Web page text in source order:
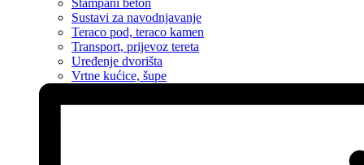
Štampani beton
Sustavi za navodnjavanje
Teraco pod, teraco kamen
Transport, prijevoz tereta
Uređenje dvorišta
Vrtne kućice, šupe